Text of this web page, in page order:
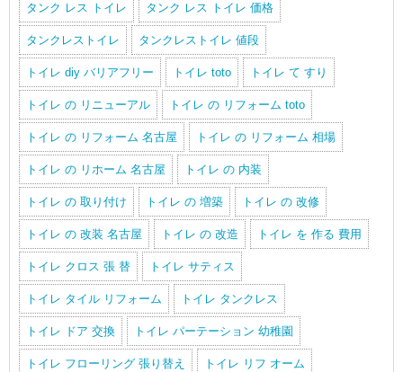
タンク レス トイレ タンク レス トイレ 価格
タンクレストイレ タンクレストイレ 値段
トイレ diy バリアフリー トイレ toto トイレ て すり
トイレ の リニューアル トイレ の リフォーム toto
トイレ の リフォーム 名古屋 トイレ の リフォーム 相場
トイレ の リホーム 名古屋 トイレ の 内装
トイレ の 取り付け トイレ の 増築 トイレ の 改修
トイレ の 改装 名古屋 トイレ の 改造 トイレ を 作る 費用
トイレ クロス 張 替 トイレ サティス
トイレ タイル リフォーム トイレ タンクレス
トイレ ドア 交換 トイレ パーテーション 幼稚園
トイレ フローリング 張り替え トイレ リフ オーム